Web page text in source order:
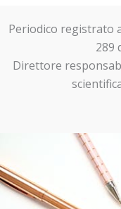
Periodico registrato
289
Direttore